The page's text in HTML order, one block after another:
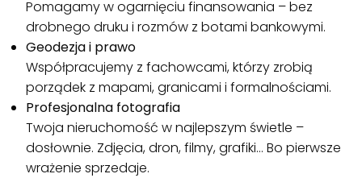
Pomagamy w ogarnięciu finansowania – bez
drobnego druku i rozmów z botami bankowymi.
Geodezja i prawo
Współpracujemy z fachowcami, którzy zrobią
porządek z mapami, granicami i formalnościami.
Profesjonalna fotografia
Twoja nieruchomość w najlepszym świetle –
dosłownie. Zdjęcia, dron, filmy, grafiki… Bo pierwsze
wrażenie sprzedaje.